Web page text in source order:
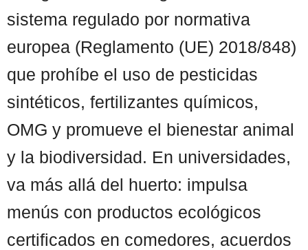
sistema regulado por normativa
europea (Reglamento (UE) 2018/848)
que prohíbe el uso de pesticidas
sintéticos, fertilizantes químicos,
OMG y promueve el bienestar animal
y la biodiversidad. En universidades,
va más allá del huerto: impulsa
menús con productos ecológicos
certificados en comedores, acuerdos